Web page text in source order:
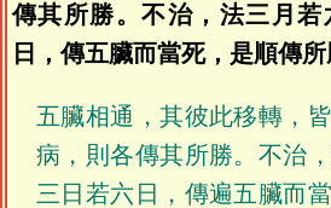
傳其所勝。不治，法三月
日，傳五臟而當死，是順傳所
五臟相通，其彼此移轉，
病，則各傳其所勝。不治
三日若六日，傳遍五臟而